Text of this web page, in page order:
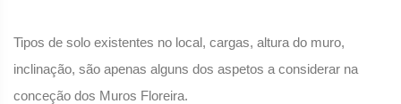
Tipos de solo existentes no local, cargas, altura do muro,
inclinação, são apenas alguns dos aspetos a considerar na
conceção dos Muros Floreira.